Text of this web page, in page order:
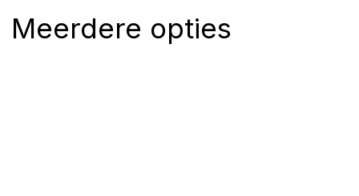
Meerdere opties